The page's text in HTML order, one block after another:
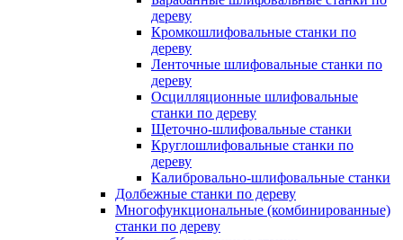
дереву
Кромкошлифовальные станки по
дереву
Ленточные шлифовальные станки по
дереву
Осцилляционные шлифовальные
станки по дереву
Щеточно-шлифовальные станки
Круглошлифовальные станки по
дереву
Калибровально-шлифовальные станки
Долбежные станки по дереву
Многофункциональные (комбинированные)
станки по дереву